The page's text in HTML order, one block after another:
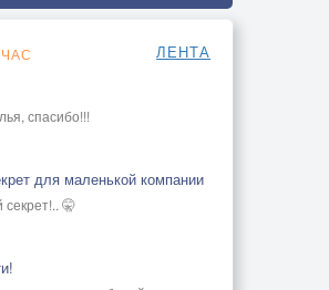
ЛЕНТА
спасибо!!!
для маленькой компании
🤫